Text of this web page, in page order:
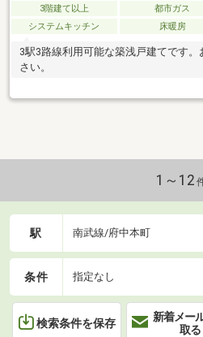
3階建て以上 都市ガス
システムキッチン
床暖房
3駅3路線利用可能な築浅戸建てです
さい。
1～12
駅 南武線/府中本町
条件 指定なし
検索条件を保存
新着メー
取る